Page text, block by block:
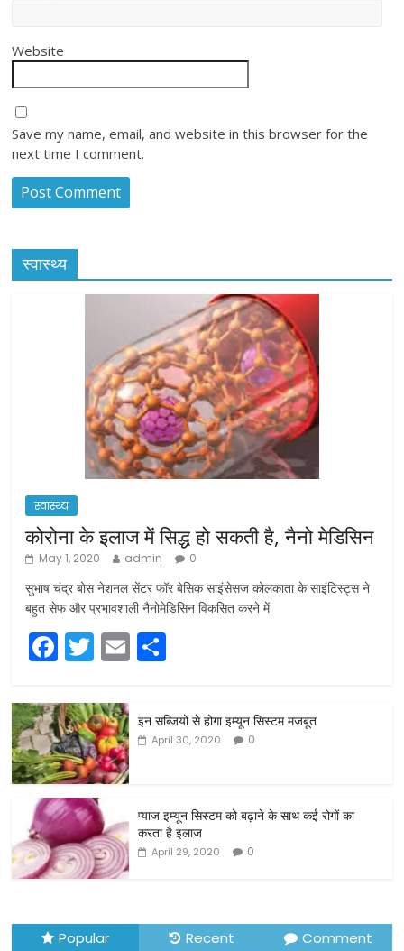
Website
Save my name, email, and website in this browser for the
next time I comment.
स्वास्थ्य
स्वास्थ्य
कोरोना के इलाज में सिद्ध हो सकती है, नैनो मेडिसिन
May 1, 2020 admin 0
सुभाष चंद्र बोस नेशनल सेंटर फॉर बेसिक साइंसेसज कोलकाता के साइंटिस्ट्स ने
बहुत सेफ और प्रभावशाली नैनोमेडिसिन विकसित करने में
F
a
c
e
b
o
o
k
T
w
itt
er
E
m
ar
e
इन सब्जियों से होगा इम्यून सिस्टम मजबूत
April 30, 2020 0
प्याज इम्यून सिस्टम को बढ़ाने के साथ कई रोगों का
करता है इलाज
April 29, 2020 0
Popular Recent Comment